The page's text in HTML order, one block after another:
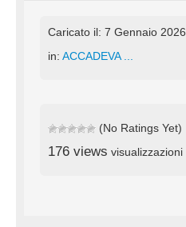
Caricato il: 7 Gennaio 2026
in: ACCADEVA ...
(No Ratings Yet)
176 views visualizzazioni